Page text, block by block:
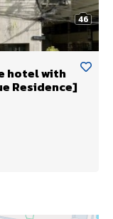
46
hotel with
Residence]